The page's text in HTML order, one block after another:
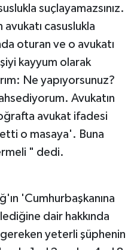
suçlayamazsınız.
avukatı casuslukla
oturan ve o avukatı
kayyum olarak
Ne yapıyorsunuz?
Avukatın
avukat ifadesi
o masaya'. Buna
" dedi.
'Cumhurbaşkanına
dair hakkında
gereken yeterli şüphenin